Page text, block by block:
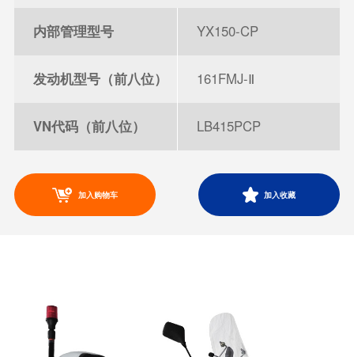
内部管理型号 YX150-CP
发动机型号（前八位） 161FMJ-Ⅱ
VN代码（前八位） LB415PCP